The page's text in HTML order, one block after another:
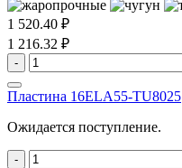
1 520.40 ₽
1 216.32 ₽
-
Пластина 16ELA55-TU8025
Ожидается поступление.
-